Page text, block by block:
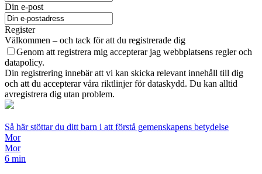
Din e-post
Register
Välkommen – och tack för att du registrerade dig
Genom att registrera mig accepterar jag webbplatsens regler och
datapolicy.
Din registrering innebär att vi kan skicka relevant innehåll till dig
och att du accepterar våra riktlinjer för dataskydd. Du kan alltid
avregistrera dig utan problem.
Så här stöttar du ditt barn i att förstå gemenskapens betydelse
Mor
Mor
6 min